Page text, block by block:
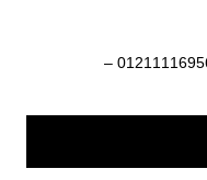
ماكينات تعبئة وتغليف 01211116954 – 01211116956 –